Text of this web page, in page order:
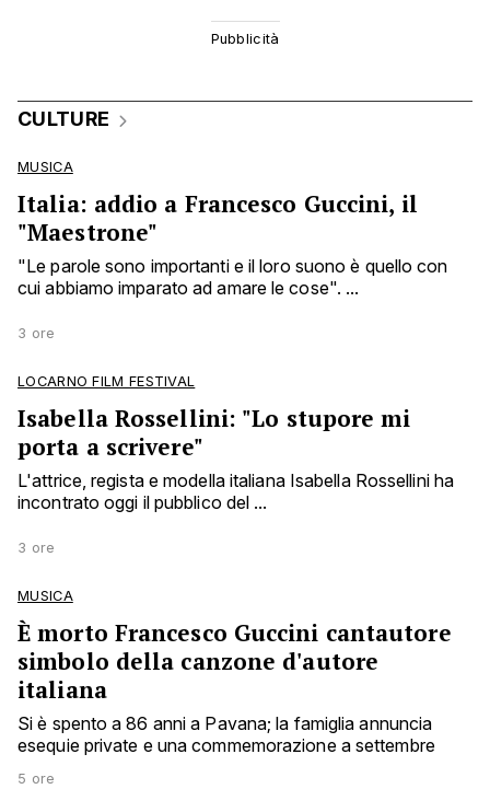
CULTURE
MUSICA
Italia: addio a Francesco Guccini, il
"Maestrone"
"Le parole sono importanti e il loro suono è quello con
cui abbiamo imparato ad amare le cose". ...
3 ore
LOCARNO FILM FESTIVAL
Isabella Rossellini: "Lo stupore mi
porta a scrivere"
L'attrice, regista e modella italiana Isabella Rossellini ha
incontrato oggi il pubblico del ...
3 ore
MUSICA
È morto Francesco Guccini cantautore
simbolo della canzone d'autore
italiana
Si è spento a 86 anni a Pavana; la famiglia annuncia
esequie private e una commemorazione a settembre
5 ore